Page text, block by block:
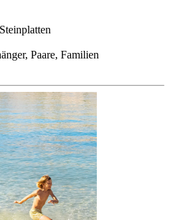
Paare, Familien